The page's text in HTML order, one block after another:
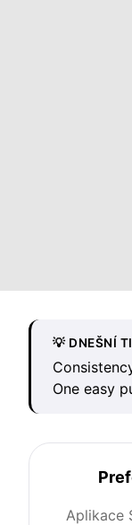
💡 DNEŠNÍ
One easy
Aplikace